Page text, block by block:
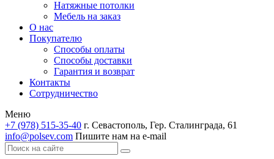
Натяжные потолки
Мебель на заказ
О нас
Покупателю
Способы оплаты
Способы доставки
Гарантия и возврат
Контакты
Сотрудничество
Меню
+7 (978) 515-35-40 г. Севастополь, Гер. Сталинграда, 61
info@polsev.com Пишите нам на e-mail